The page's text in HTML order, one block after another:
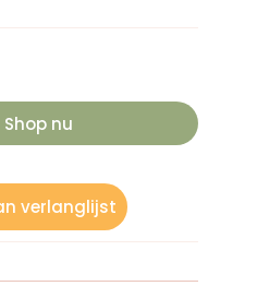
Shop nu
verlanglijst